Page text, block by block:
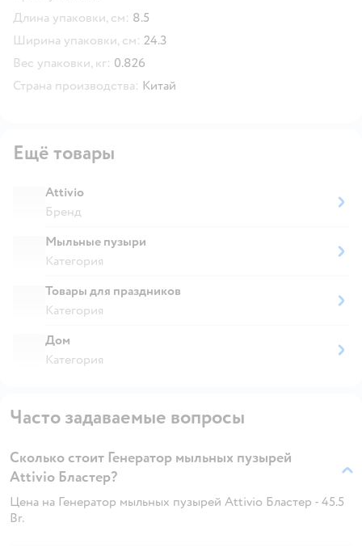
Длина упаковки, см: 8.5
Ширина упаковки, см: 24.3
Вес упаковки, кг: 0.826
Страна производства: Китай
Ещё товары
Attivio
Бренд
Мыльные пузыри
Категория
Товары для праздников
Категория
Дом
Категория
Часто задаваемые вопросы
Сколько стоит Генератор мыльных пузырей
Attivio Бластер?
Цена на Генератор мыльных пузырей Attivio Бластер - 45.5
Br.